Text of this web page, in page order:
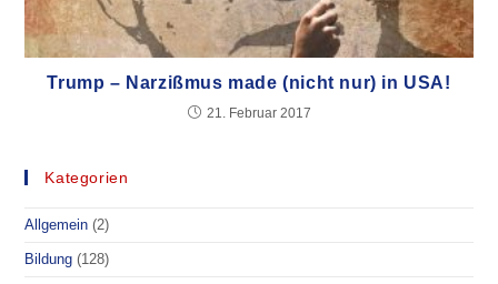
Trump – Narzißmus made (nicht nur) in USA!
21. Februar 2017
Kategorien
Allgemein (2)
Bildung (128)